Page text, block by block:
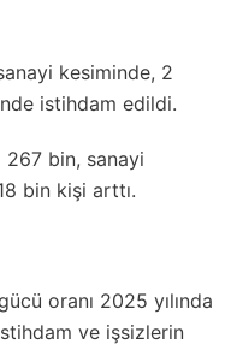
kesiminde, 2
istihdam edildi.
267 bin, sanayi
bin kişi arttı.
oranı 2025 yılında
ve işsizlerin